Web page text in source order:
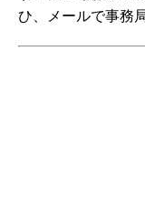
ひ、メールで事務